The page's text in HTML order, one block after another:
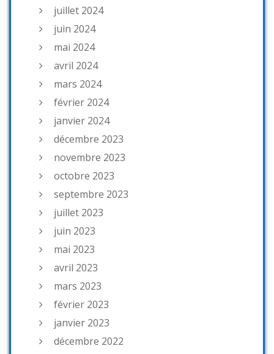
juillet 2024
juin 2024
mai 2024
avril 2024
mars 2024
février 2024
janvier 2024
décembre 2023
novembre 2023
octobre 2023
septembre 2023
juillet 2023
juin 2023
mai 2023
avril 2023
mars 2023
février 2023
janvier 2023
décembre 2022